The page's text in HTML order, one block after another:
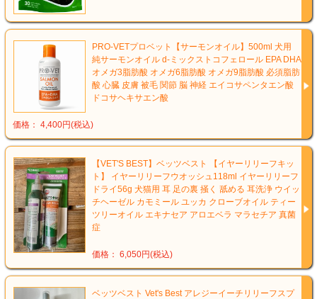
PRO-VETプロベット【サーモンオイル】500ml 犬用
純サーモンオイル d-ミックストコフェロール EPA DHA
オメガ3脂肪酸 オメガ6脂肪酸 オメガ9脂肪酸 必須脂肪
酸 心臓 皮膚 被毛 関節 脳 神経 エイコサペンタエン酸
ドコサヘキサエン酸
価格： 4,400円(税込)
【VET'S BEST】ベッツベスト 【イヤーリリーフキッ
ト】 イヤーリリーフウオッシュ118ml イヤーリリーフ
ドライ56g 犬猫用 耳 足の裏 掻く 舐める 耳洗浄 ウイッ
チヘーゼル カモミール ユッカ クローブオイル ティー
ツリーオイル エキナセア アロエベラ マラセチア 真菌
症
価格： 6,050円(税込)
ベッツベスト Vet's Best アレジーイーチリリーフスプ